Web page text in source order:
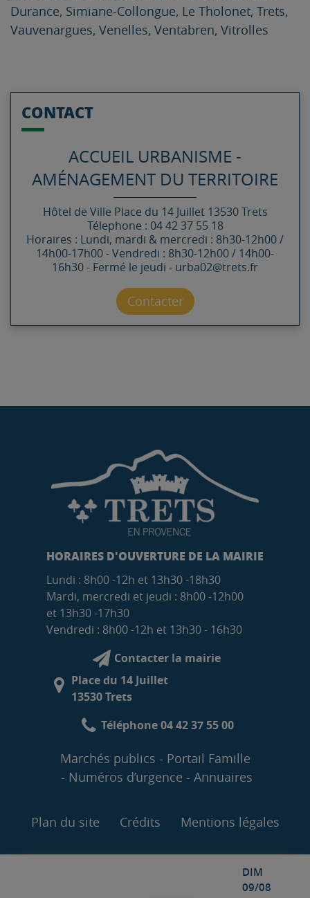
DIM
09/08
Durance, Simiane-Collongue, Le Tholonet, Trets,
Vauvenargues, Venelles, Ventabren, Vitrolles
CONTACT
ACCUEIL URBANISME -
AMÉNAGEMENT DU TERRITOIRE
Hôtel de Ville Place du 14 Juillet 13530 Trets
Télephone : 04 42 37 55 18
Horaires : Lundi, mardi & mercredi : 8h30-12h00 /
14h00-17h00 - Vendredi : 8h30-12h00 / 14h00-
16h30 - Fermé le jeudi - urba02@trets.fr
Contacter par mail
Contacter
HORAIRES D'OUVERTURE DE LA MAIRIE
Lundi : 8h00 -12h et 13h30 -18h30
Mardi, mercredi et jeudi : 8h00 -12h00
et 13h30 -17h30
Vendredi : 8h00 -12h et 13h30 - 16h30
Contacter la mairie
Place du 14 Juillet
13530 Trets
Téléphone 04 42 37 55 00
Marchés publics
Portail Famille
Numéros d’urgence
Annuaires
Plan du site Crédits Mentions légales